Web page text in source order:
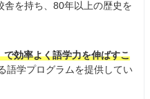
舎を持ち、80年以上の歴史を
効率よく語学力を伸ばすこ
語学プログラムを提供してい